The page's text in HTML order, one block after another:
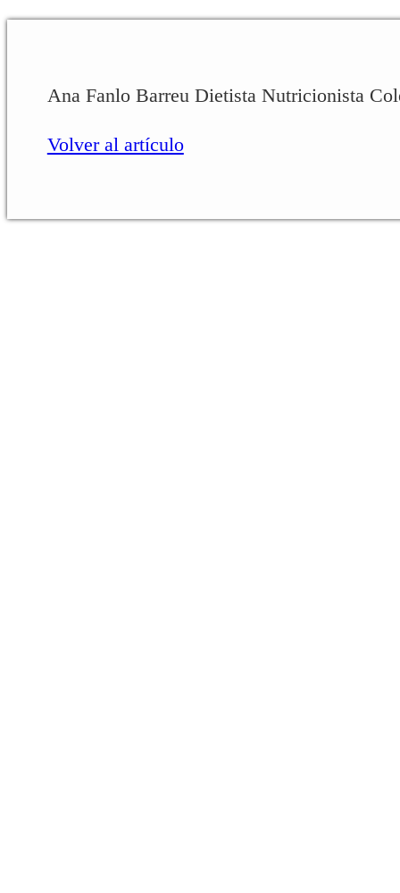
Ana Fanlo Barreu Dietista Nutricionista
Volver al artículo